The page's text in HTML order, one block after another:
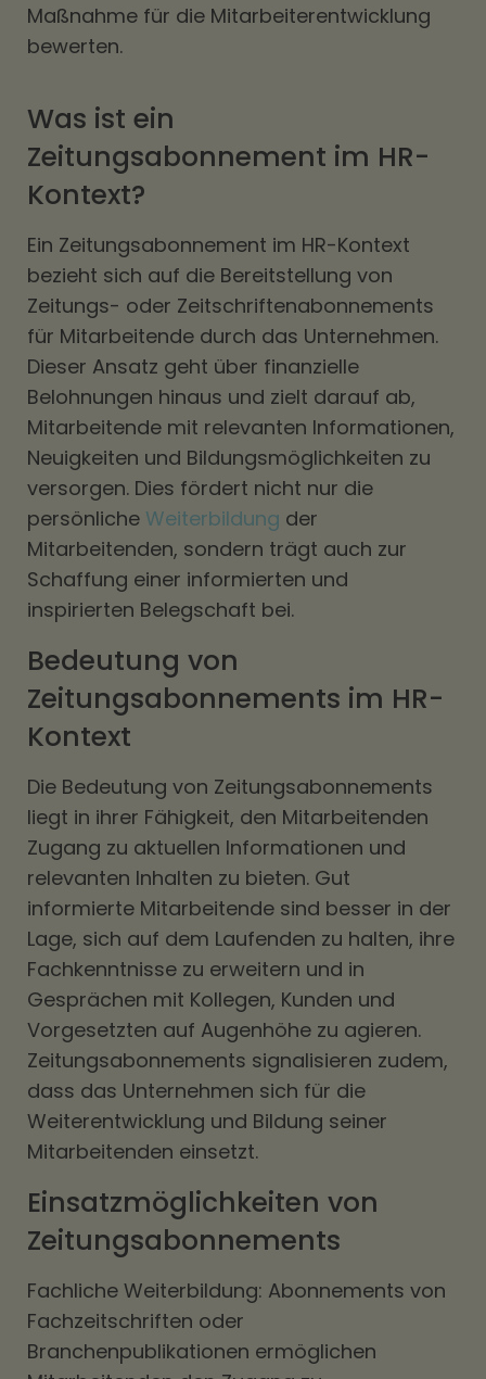
Maßnahme für die Mitarbeiterentwicklung
bewerten.
Was ist ein
Zeitungsabonnement im HR-
Kontext?
Ein Zeitungsabonnement im HR-Kontext
bezieht sich auf die Bereitstellung von
Zeitungs- oder Zeitschriftenabonnements
für Mitarbeitende durch das Unternehmen.
Dieser Ansatz geht über finanzielle
Belohnungen hinaus und zielt darauf ab,
Mitarbeitende mit relevanten Informationen,
Neuigkeiten und Bildungsmöglichkeiten zu
versorgen. Dies fördert nicht nur die
persönliche Weiterbildung der
Mitarbeitenden, sondern trägt auch zur
Schaffung einer informierten und
inspirierten Belegschaft bei.
Bedeutung von
Zeitungsabonnements im HR-
Kontext
Die Bedeutung von Zeitungsabonnements
liegt in ihrer Fähigkeit, den Mitarbeitenden
Zugang zu aktuellen Informationen und
relevanten Inhalten zu bieten. Gut
informierte Mitarbeitende sind besser in der
Lage, sich auf dem Laufenden zu halten, ihre
Fachkenntnisse zu erweitern und in
Gesprächen mit Kollegen, Kunden und
Vorgesetzten auf Augenhöhe zu agieren.
Zeitungsabonnements signalisieren zudem,
dass das Unternehmen sich für die
Weiterentwicklung und Bildung seiner
Mitarbeitenden einsetzt.
Einsatzmöglichkeiten von
Zeitungsabonnements
Fachliche Weiterbildung: Abonnements von
Fachzeitschriften oder
Branchenpublikationen ermöglichen